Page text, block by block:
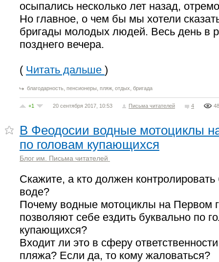
осыпались несколько лет назад,
Но главное, о чем бы мы хотели
бригады молодых людей. Весь день в
позднего вечера.
( Читать дальше )
благодарность, пенсионеры, пляж, отдых, бригада
+1 20 сентября 2017, 10:53 Письма читателей 4
В Феодосии водные мотоциклы
по головам купающихся
Блог им. Письма читателей
Скажите, а кто должен контролировать
воде?
Почему водные мотоциклы на Первом
позволяют себе ездить буквально по
купающихся?
Входит ли это в сферу
пляжа? Если да, то кому жаловаться?